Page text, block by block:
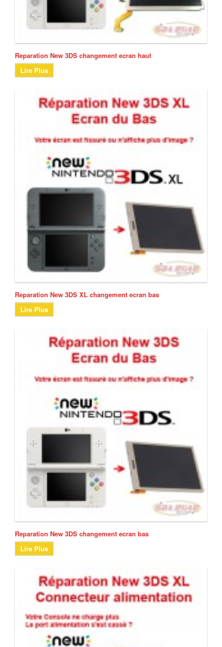
Reparation New 3DS changement ecran haut
Lire Plus
Reparation New 3DS XL changement ecran bas
Lire Plus
Reparation New 3DS changement ecran bas
Lire Plus